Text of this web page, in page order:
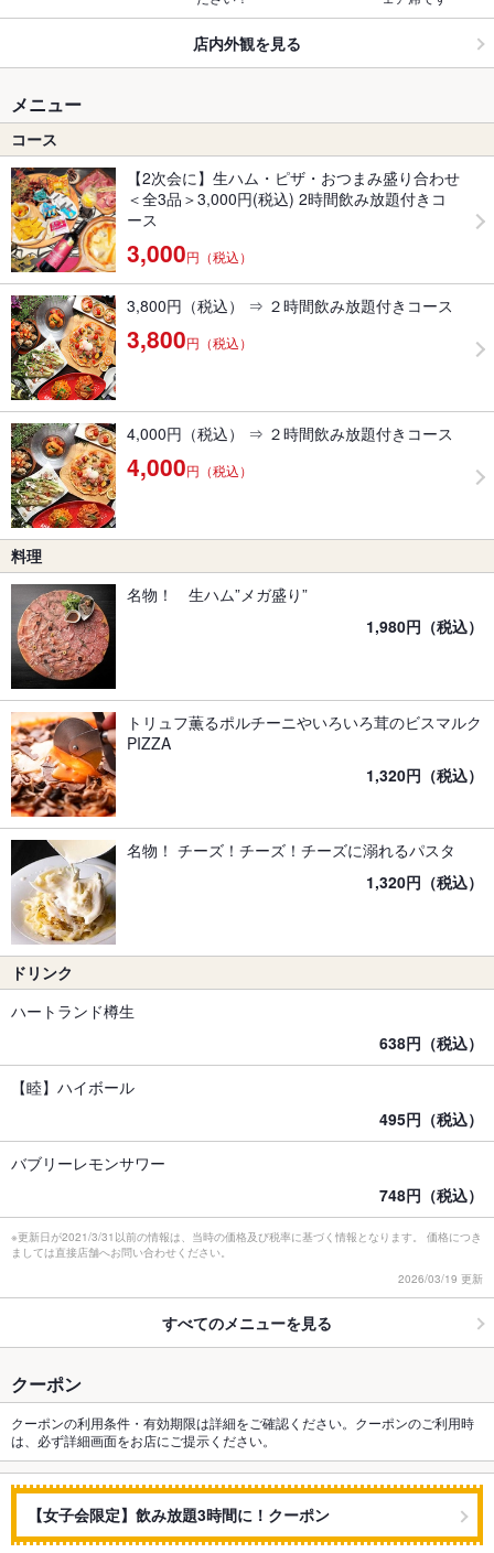
店内外観を見る
メニュー
コース
【2次会に】生ハム・ピザ・おつまみ盛り合わせ
＜全3品＞3,000円(税込) 2時間飲み放題付きコ
ース
3,000円（税込）
3,800円（税込） ⇒ ２時間飲み放題付きコース
3,800円（税込）
4,000円（税込） ⇒ ２時間飲み放題付きコース
4,000円（税込）
料理
名物！ 生ハム”メガ盛り”
1,980円（税込）
トリュフ薫るポルチーニやいろいろ茸のビスマルク
PIZZA
1,320円（税込）
名物！ チーズ！チーズ！チーズに溺れるパスタ
1,320円（税込）
ドリンク
ハートランド樽生
638円（税込）
【睦】ハイボール
495円（税込）
バブリーレモンサワー
748円（税込）
※更新日が2021/3/31以前の情報は、当時の価格及び税率に基づく情報となります。 価格につき
ましては直接店舗へお問い合わせください。
2026/03/19 更新
すべてのメニューを見る
クーポン
クーポンの利用条件・有効期限は詳細をご確認ください。クーポンのご利用時
は、必ず詳細画面をお店にご提示ください。
【女子会限定】飲み放題3時間に！クーポン